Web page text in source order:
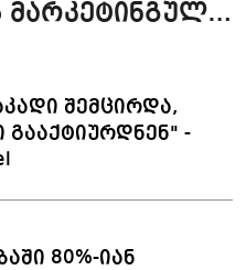
მარკეტინგული
შემცირდა,
გააქტიურდნენ" -
80%-იან